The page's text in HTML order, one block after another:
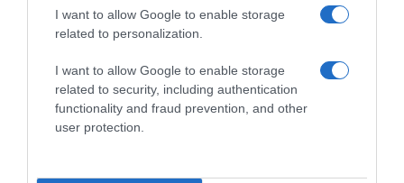
I want to allow Google to enable storage
related to personalization.
I want to allow Google to enable storage
related to security, including authentication
functionality and fraud prevention, and other
user protection.